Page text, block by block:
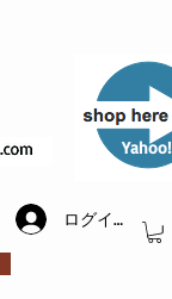
​Yahoo!
ログイン